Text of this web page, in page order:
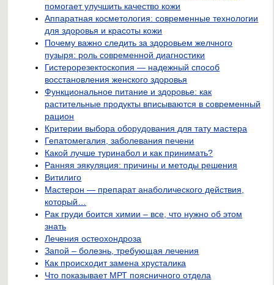
помогает улучшить качество кожи
Аппаратная косметология: современные технологии
для здоровья и красоты кожи
Почему важно следить за здоровьем желчного
пузыря: роль современной диагностики
Гистерорезектоскопия — надежный способ
восстановления женского здоровья
Функциональное питание и здоровье: как
растительные продукты вписываются в современный
рацион
Критерии выбора оборудования для тату мастера
Гепатомегалия, заболевания печени
Какой лучше туринабол и как принимать?
Ранняя эякуляция: причины и методы решения
Витилиго
Мастерон — препарат анаболического действия,
который…
Рак груди боится химии – все, что нужно об этом
знать
Лечения остеохондроза
Запой – болезнь, требующая лечения
Как происходит замена хрусталика
Что показывает МРТ поясничного отдела